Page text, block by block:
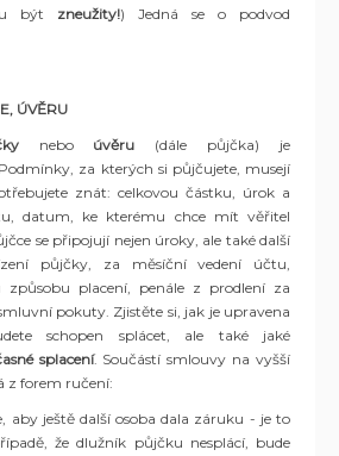
být zneužity!) Jedná se o podvod
ÚVĚRU
nebo úvěru (dále půjčka) je
za kterých si půjčujete, musejí
znát: celkovou částku, úrok a
datum, ke kterému chce mít věřitel
se připojují nejen úroky, ale také další
půjčky, za měsíční vedení účtu,
placení, penále z prodlení za
pokuty. Zjistěte si, jak je upravena
schopen splácet, ale také jaké
splacení. Součástí smlouvy na vyšší
z forem ručení:
aby ještě další osoba dala záruku - je to
že dlužník půjčku nesplácí, bude